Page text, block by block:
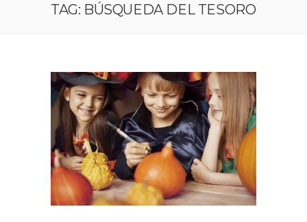
TAG: BÚSQUEDA DEL TESORO